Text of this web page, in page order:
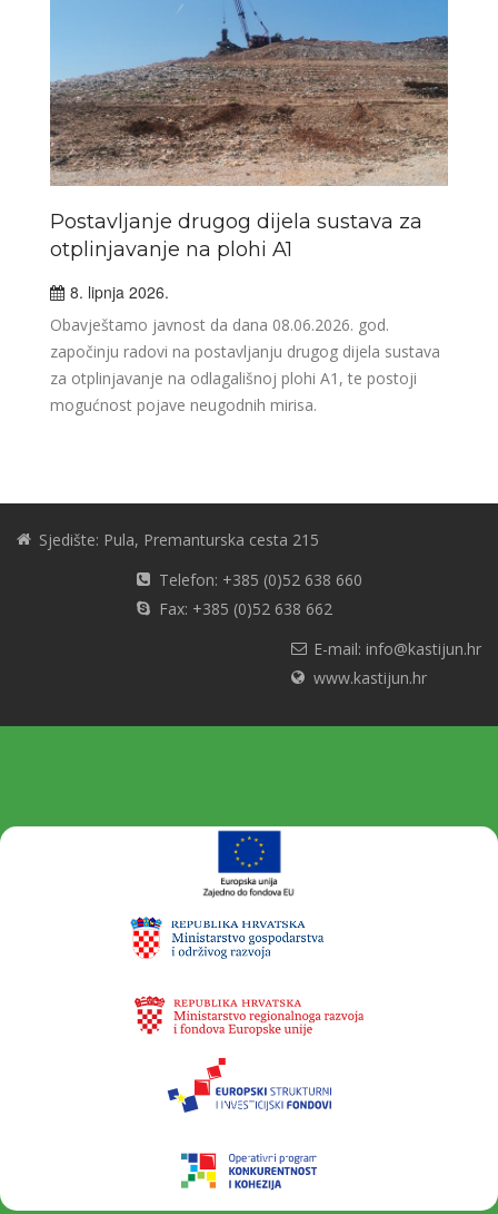
Postavljanje drugog dijela sustava za
otplinjavanje na plohi A1
8. lipnja 2026.
Obavještamo javnost da dana 08.06.2026. god.
započinju radovi na postavljanju drugog dijela sustava
za otplinjavanje na odlagališnoj plohi A1, te postoji
mogućnost pojave neugodnih mirisa.
Sjedište: Pula, Premanturska cesta 215
Telefon: +385 (0)52 638 660
Fax: +385 (0)52 638 662
E-mail: info@kastijun.hr
www.kastijun.hr